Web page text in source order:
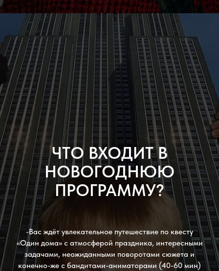
ЧТО ВХОДИТ В
НОВОГОДНЮЮ
ПРОГРАММУ?
-Вас ждёт увлекательное путешествие по квесту
«Один дома» с атмосферой праздника, интересными
задачами, неожиданными поворотами сюжета и
конечно-же с бандитами-аниматорами (40-60 мин)